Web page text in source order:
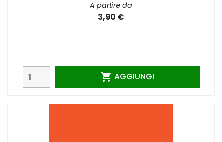
A partire da
3,90 €
 AGGIUNGI